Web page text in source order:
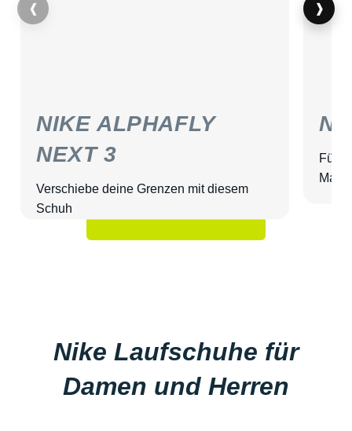
❰
NIKE ALPHAFLY
NEXT 3
Verschiebe deine Grenzen mit diesem
Schuh
Für
❱
Nike Laufschuhe für
Damen und Herren